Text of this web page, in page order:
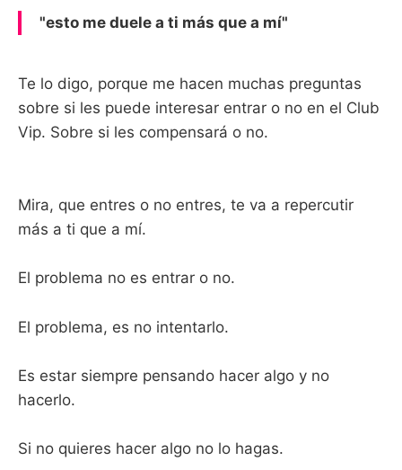
"esto me duele a ti más que a mí"
Te lo digo, porque me hacen muchas preguntas
sobre si les puede interesar entrar o no en el Club
Vip. Sobre si les compensará o no.
Mira, que entres o no entres, te va a repercutir
más a ti que a mí.
El problema no es entrar o no.
El problema, es no intentarlo.
Es estar siempre pensando hacer algo y no
hacerlo.
Si no quieres hacer algo no lo hagas.